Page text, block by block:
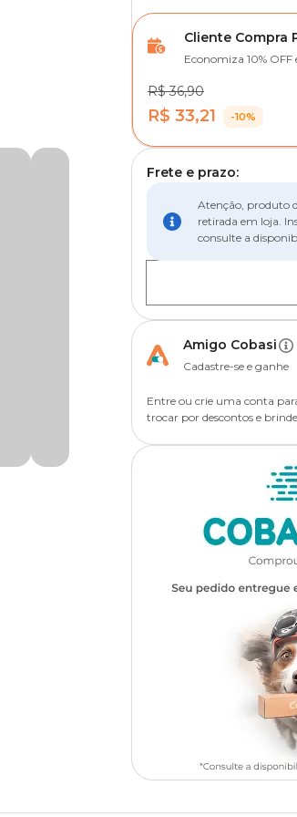
Cliente Compra
Economiza 10%
R$ 36,90
R$ 33,21 -10%
Frete e prazo:
Atenção, produto
retirada em loja.
consulte a
Amigo Cobasi
Cadastre-se e ganhe
Entre ou crie uma conta
trocar por descontos e